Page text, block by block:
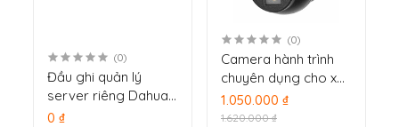
(0)
Đầu ghi quản lý
server riêng Dahua
DHI-DSS4004 giám
0 ₫
(0)
Camera hành trình
chuyên dụng cho xe
khách, xe tải, từ xe 4
bánh trở lên DH-
1.050.000 ₫
1.620.000 ₫